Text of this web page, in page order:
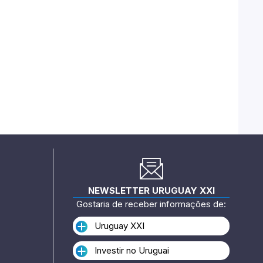
NEWSLETTER URUGUAY XXI
Gostaria de receber informações de:
Uruguay XXI
Investir no Uruguai